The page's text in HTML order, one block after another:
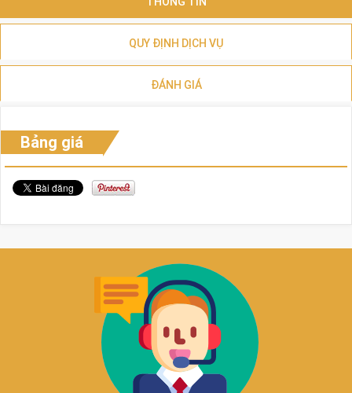
QUY ĐỊNH DỊCH VỤ
ĐÁNH GIÁ
Bảng giá